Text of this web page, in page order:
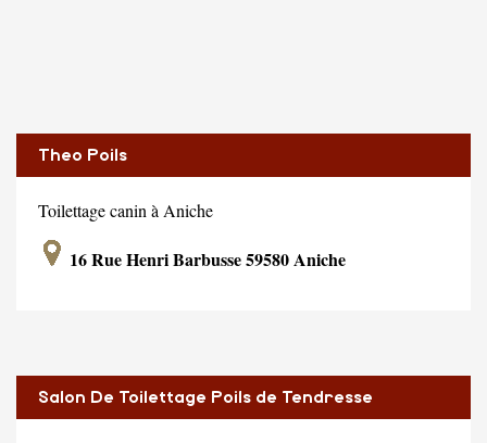
Theo Poils
Toilettage canin à Aniche
16 Rue Henri Barbusse 59580 Aniche
Salon De Toilettage Poils de Tendresse